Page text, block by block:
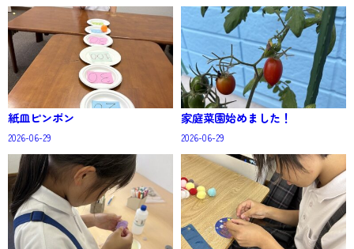
紙皿ピンポン
2026-06-29
家庭菜園始めました！
2026-06-29